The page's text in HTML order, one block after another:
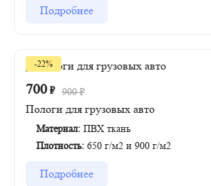
Подробнее
-22%
700 ₽ 900₽
Пологи для грузовых авто
Материал: ПВХ ткань
Плотность: 650 г/м2 и 900 г/м2
Подробнее